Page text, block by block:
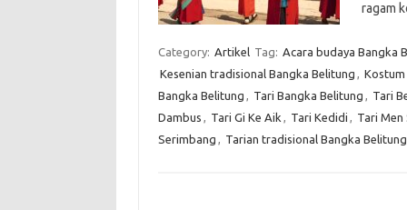
ragam
Category: Artikel Tag: Acara budaya Bangka
Kesenian tradisional Bangka Belitung ,
Bangka Belitung , Tari Bangka Belitung , Tari
Dambus , Tari Gi Ke Aik , Tari Kedidi , Tari Men
Serimbang , Tarian tradisional Bangka Belitung